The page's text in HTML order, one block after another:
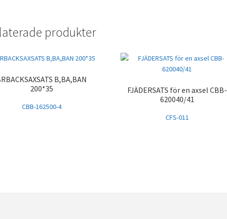
produkter
B,BA,BAN
200*35
CBB-162500-4
FJÄDERSATS för en axsel CBB-
620040/41
CFS-011